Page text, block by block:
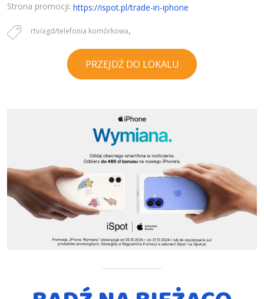
Strona promocji: https://ispot.pl/trade-in-iphone
rtv/agd/telefonia komórkowa,
PRZEJDŹ DO LOKALU